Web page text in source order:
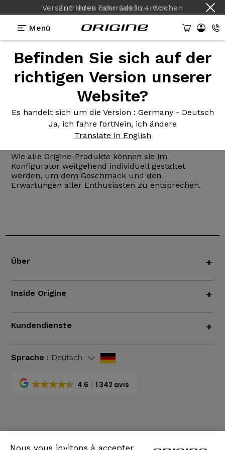
Nous vous invitons à accepter
Zufrieden oder Geld zurück
Versand Ihres Fahrradsin4 Wochen
Menü
Befinden Sie sich auf der
richtigen Version unserer
Website?
Es handelt sich um die Version : Germany - Deutsch
Ja, ich fahre fortNein, ich ändere
Translate in English
Nachrichten Herkunft>Die Origine-Reihe 2016 wird
Die Origine-Reihe2016 wird
enthüllt
Wie alle Origine-Produkte können sie im
Konfigurator weitgehend individuell gestaltet
werden, um dem Geschmack und den
Erwartungen aller Enthusiasten zu entsprechen.
Über +
Inside Origine +
Kundendienste +
Sprache : Deutsch
4.6 1 342 avis